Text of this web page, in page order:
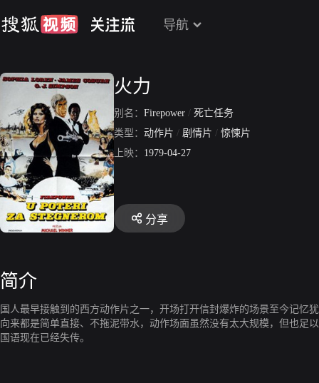
导航
火力
别名： Firepower / 死亡任务
类型： 动作片 / 剧情片 / 惊悚片
上映： 1979-04-27
分享
简介
国人最早接触到的西方动作片之一，开场打开信封爆炸的场景至今记
向来都是简单直接、不拖泥带水，动作场面虽然没有太大规模，但也足
国语现在已经失传。